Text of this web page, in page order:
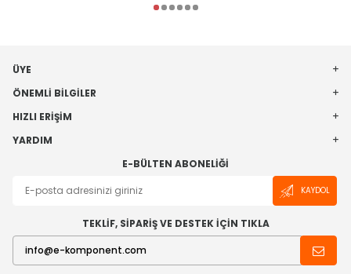
ÜYE
ÖNEMLI BILGILER
HIZLI ERIŞIM
YARDIM
E-BÜLTEN ABONELIĞI
KAYDOL
TEKLİF, SİPARİŞ VE DESTEK İÇİN TIKLA